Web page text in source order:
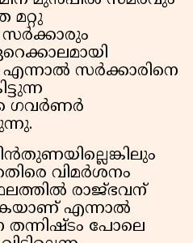
സർക്കാരും
സർക്കാരിനെ
ഗവർണർ
വിമർശനം
രാജ്ഭവന്
എന്നാൽ
പോലെ